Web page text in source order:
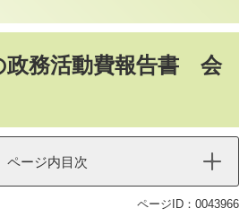
政務活動費報告書 会
ページ内目次
ページID：0043966